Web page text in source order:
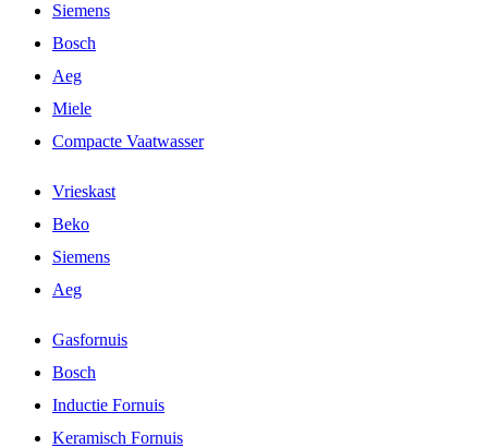
Siemens
Bosch
Aeg
Miele
Compacte Vaatwasser
Vrieskast
Beko
Siemens
Aeg
Gasfornuis
Bosch
Inductie Fornuis
Keramisch Fornuis